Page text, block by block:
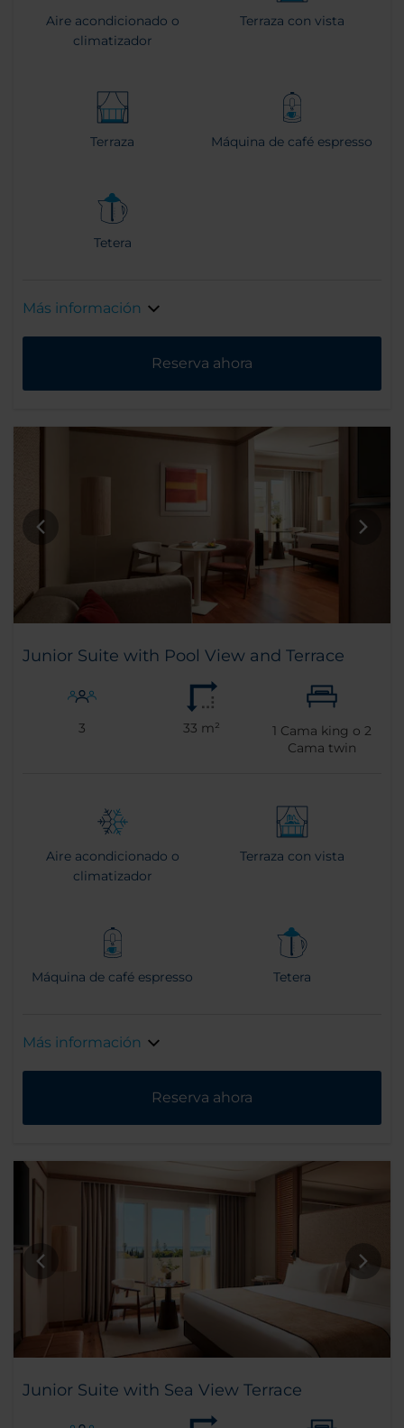
Aire acondicionado o
climatizador
Terraza con vista
Terraza Máquina de café espresso
Tetera
Más información
Reserva ahora
Junior Suite with Pool View and Terrace
3 33 m² 1 Cama king o 2
Cama twin
Aire acondicionado o
climatizador
Terraza con vista
Máquina de café espresso Tetera
Más información
Reserva ahora
Junior Suite with Sea View Terrace